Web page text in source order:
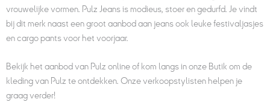
vrouwelijke vormen. Pulz Jeans is modieus, stoer en gedurfd. Je vindt
bij dit merk naast een groot aanbod aan jeans ook leuke festivaljasjes
en cargo pants voor het voorjaar.
Bekijk het aanbod van Pulz online of kom langs in onze Butik om de
kleding van Pulz te ontdekken. Onze verkoopstylisten helpen je
graag verder!